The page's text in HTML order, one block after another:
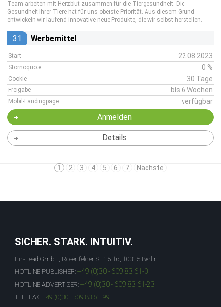
Team arbeiten mit Herzblut zusammen für die Tiergesundheit. Die
Gesundheit Ihrer Tiere hat für uns oberste Priorität. Aus diesem Grund
entwickeln wir laufend innovative neue Produkte, die wir selbst herstellen.
31 Werbemittel
Start 22.08.2023
Stornoquote 0 %
Cookie 30 Tage
Freigabe bis 6 Wochen
Mobil-Landingpage verfügbar
Anmelden
Details
1 2 3 4 5 6 7 Nächste
SICHER. STARK. INTUITIV.
Firstlead GmbH, Rosenfelder St. 15-16, 10315 Berlin
HOTLINE PUBLISHER: +49 (0)30 - 609 83 61-0
HOTLINE ADVERTISER: +49 (0)30 - 609 83 61-23
TELEFAX: +49 (0)30 - 609 83 61-99